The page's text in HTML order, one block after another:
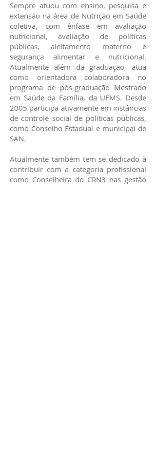
Sempre atuou com ensino, pesquisa e
extensão na área de Nutrição em Saúde
coletiva, com ênfase em avaliação
nutricional, avaliação de políticas
públicas, aleitamento materno e
segurança alimentar e nutricional.
Atualmente além da graduação, atua
como orientadora colaboradora no
programa de pós-graduação Mestrado
em Saúde da Família, da UFMS. Desde
2005 participa ativamente em instâncias
de controle social de políticas públicas,
como Conselho Estadual e municipal de
SAN.
Atualmente também tem se dedicado à
contribuir com a categoria profissional
como Conselheira do CRN3 nas gestão